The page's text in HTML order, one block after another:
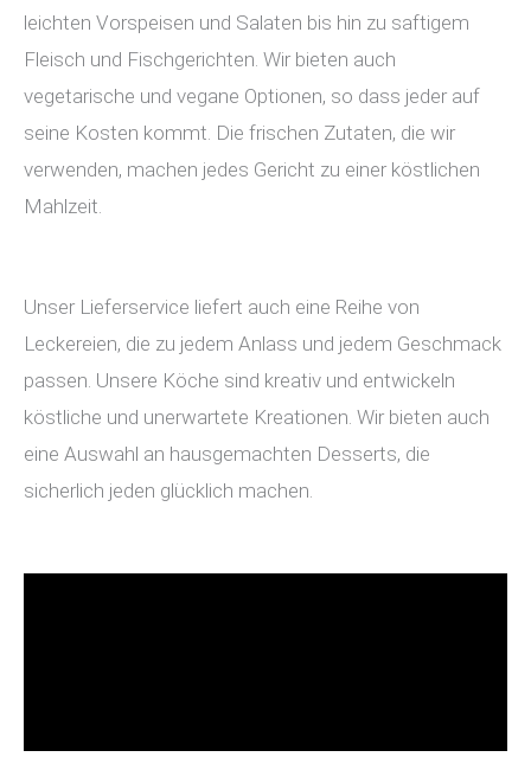
leichten Vorspeisen und Salaten bis hin zu saftigem
Fleisch und Fischgerichten. Wir bieten auch
vegetarische und vegane Optionen, so dass jeder auf
seine Kosten kommt. Die frischen Zutaten, die wir
verwenden, machen jedes Gericht zu einer köstlichen
Mahlzeit.
Unser Lieferservice liefert auch eine Reihe von
Leckereien, die zu jedem Anlass und jedem Geschmack
passen. Unsere Köche sind kreativ und entwickeln
köstliche und unerwartete Kreationen. Wir bieten auch
eine Auswahl an hausgemachten Desserts, die
sicherlich jeden glücklich machen.